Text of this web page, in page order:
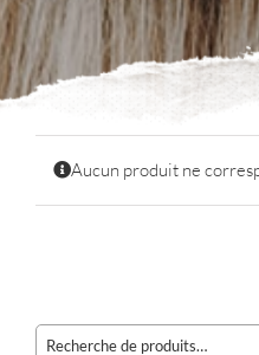
Aucun produit ne